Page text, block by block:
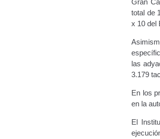
Registro Original de Licencia para
Registro Original Particulares, Carga,
Tarifa por Concepto de Guarda y
Gran
total de
x 10 del
las
3.179
En los
en la
El